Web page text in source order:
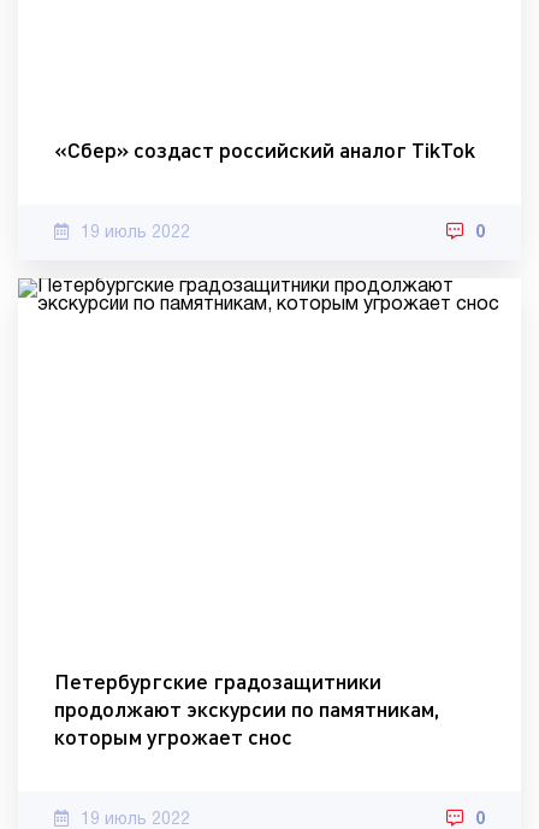
«Сбер» создаст российский аналог TikTok
19 июль 2022 0
Петербургские градозащитники
продолжают экскурсии по памятникам,
которым угрожает снос
19 июль 2022 0